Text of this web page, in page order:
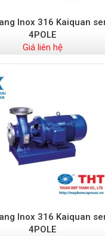
Inox 316 Kaiquan
4POLE
Giá liên hệ
Inox 316 Kaiquan
4POLE